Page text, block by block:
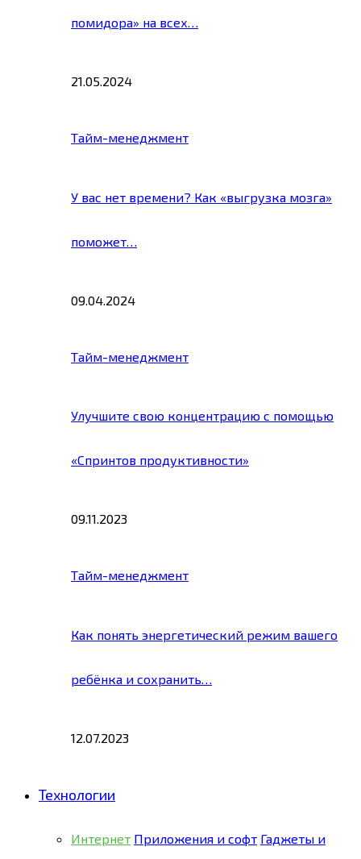
помидора» на всех…
21.05.2024
Тайм-менеджмент
У вас нет времени? Как «выгрузка мозга»
поможет…
09.04.2024
Тайм-менеджмент
Улучшите свою концентрацию с помощью
«Спринтов продуктивности»
09.11.2023
Тайм-менеджмент
Как понять энергетический режим вашего
ребёнка и сохранить…
12.07.2023
Технологии
Интернет Приложения и софт Гаджеты и